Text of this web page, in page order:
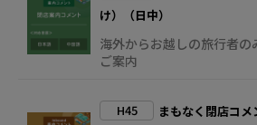
け）（日中）
海外からお越しの旅行者の
ご案内
H45
まもなく閉店コ